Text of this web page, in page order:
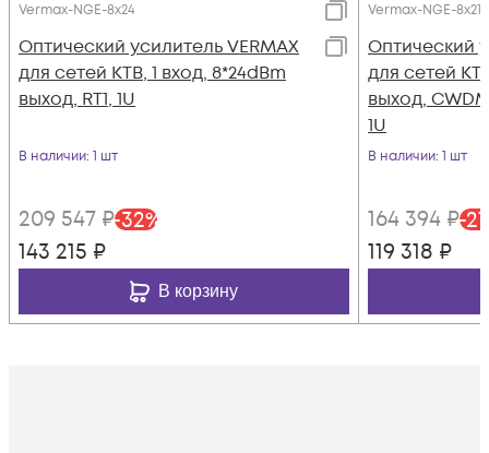
Vermax-NGE-8x24
Оптический усилитель VERMAX
для сетей КТВ, 1 вход, 8*24dBm
выход, RT1, 1U
В наличии: 1 шт
209 547 ₽-32%
143 215 ₽
В корзину
Vermax-NGE-8x21
Оптический
для сетей
выход, CWDM
1U
В наличии: 1 шт
164 394 ₽-27
119 318 ₽